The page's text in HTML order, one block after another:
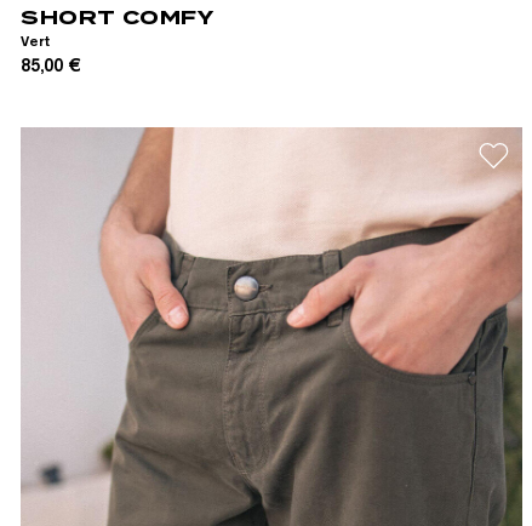
SHORT COMFY
Vert
85,00 €